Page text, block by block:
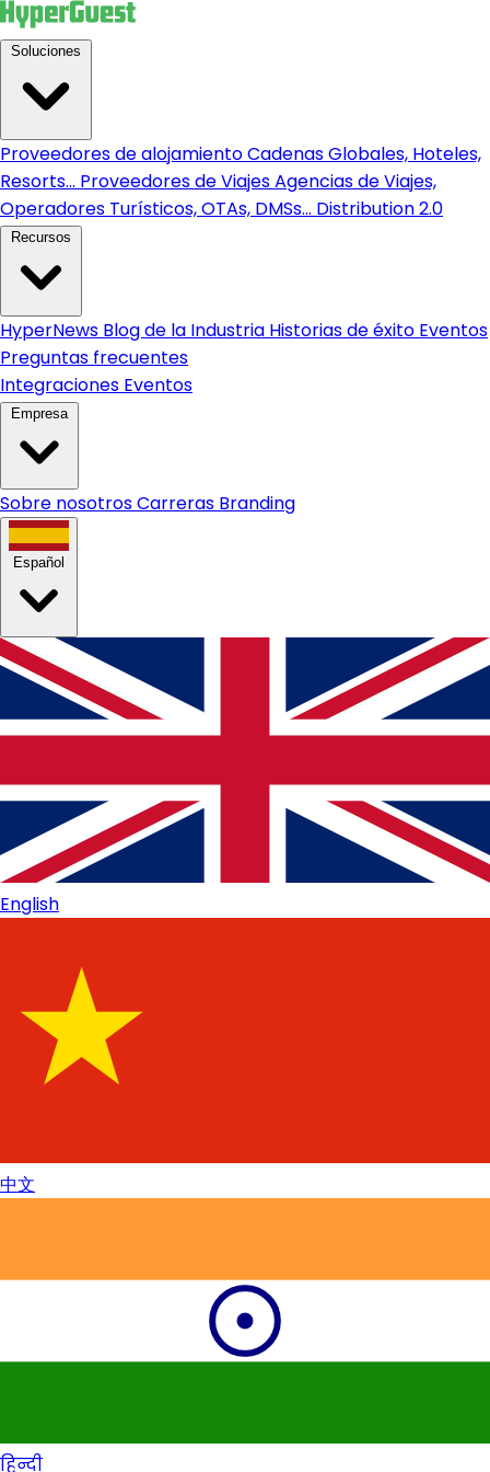
Proveedores de alojamientoCadenas Globales, Hoteles,
Resorts... Proveedores de ViajesAgencias de Viajes,
Operadores Turísticos, OTAs, DMSs... Distribution 2.0
HyperNews Blog de la Industria Historias de éxito Eventos
Preguntas frecuentes
Integraciones Eventos
Empresa
Sobre nosotrosCarreras Branding
Español
English
中文
हिन्दी